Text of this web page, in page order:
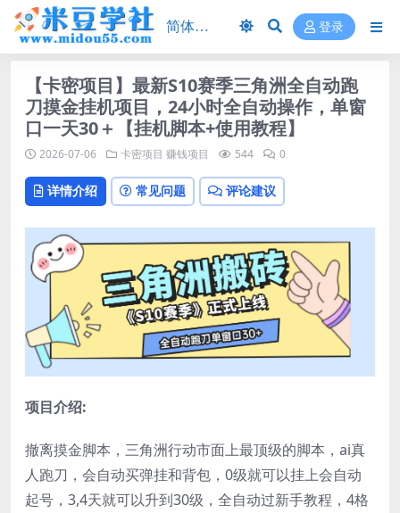
登录
【卡密项目】最新S10赛季三角洲全自动跑
刀摸金挂机项目，24小时全自动操作，单窗
口一天30＋【挂机脚本+使用教程】
2026-07-06 卡密项目 赚钱项目 544 0
详情介绍 常见问题 评论建议
项目介绍:
撤离摸金脚本，三角洲行动市面上最顶级的脚本，ai真
人跑刀，会自动买弹挂和背包，0级就可以挂上会自动
起号，3,4天就可以升到30级，全自动过新手教程，4格